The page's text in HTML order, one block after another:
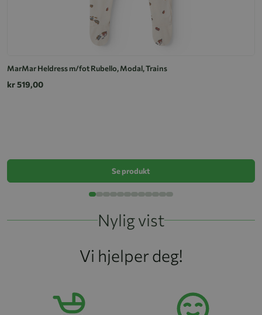
MarMar Heldress m/fot Rubello, Modal, Trains
kr 519,00
Se produkt
Nylig vist
Vi hjelper deg!